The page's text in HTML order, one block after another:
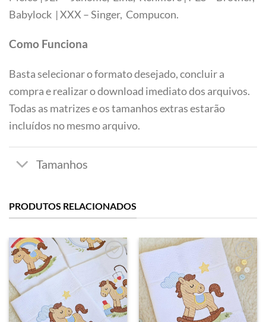
Babylock | XXX – Singer, Compucon.
Como Funciona
Basta selecionar o formato desejado, concluir a
compra e realizar o download imediato dos arquivos.
Todas as matrizes e os tamanhos extras estarão
incluídos no mesmo arquivo.
Tamanhos
PRODUTOS RELACIONADOS
Favoritar Favoritar